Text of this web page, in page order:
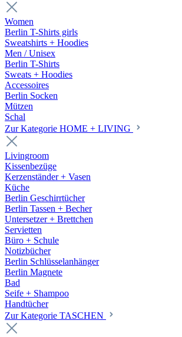
Women
Berlin T-Shirts girls
Sweatshirts + Hoodies
Men / Unisex
Berlin T-Shirts
Sweats + Hoodies
Accessoires
Berlin Socken
Mützen
Schal
Zur Kategorie HOME + LIVING
Livingroom
Kissenbezüge
Kerzenständer + Vasen
Küche
Berlin Geschirrtücher
Berlin Tassen + Becher
Untersetzer + Brettchen
Servietten
Büro + Schule
Notizbücher
Berlin Schlüsselanhänger
Berlin Magnete
Bad
Seife + Shampoo
Handtücher
Zur Kategorie TASCHEN